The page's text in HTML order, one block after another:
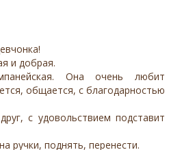
и добрая.
Она очень любит
общается, с благодарностью
с удовольствием подставит
ручки, поднять, перенести.